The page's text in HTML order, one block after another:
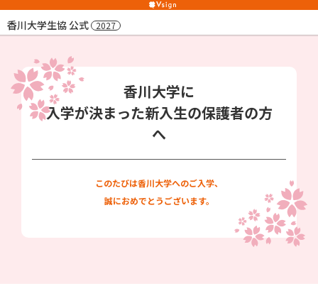
香川大学生協 公式 2027
香川大学に
⼊学が決まった新⼊⽣の保護者の⽅
へ
このたびは香川大学へのご入学、
誠におめでとうございます。